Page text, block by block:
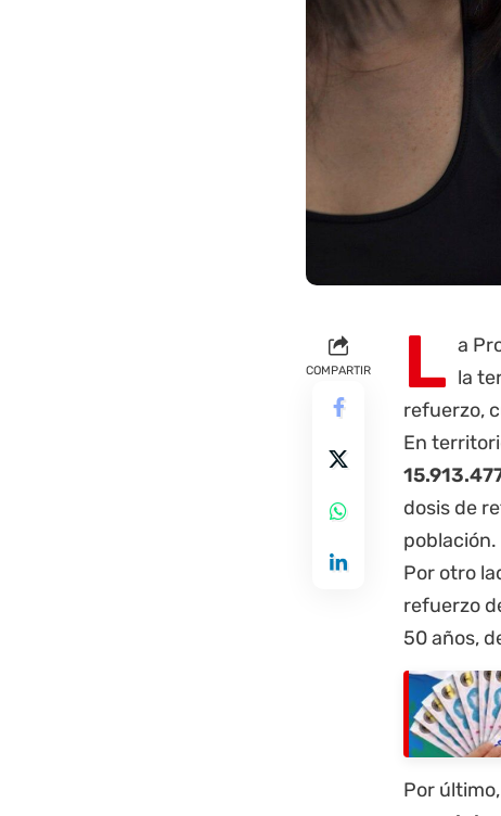
COMPARTIR L a
la
refuerzo,
En
dosis de
población.
Por otro
refuerzo
50 años,
Por